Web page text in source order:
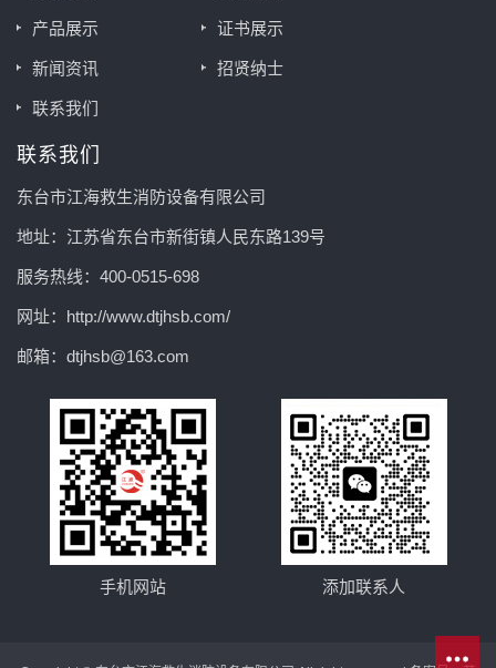
产品展示 证书展示
新闻资讯 招贤纳士
联系我们
联系我们
东台市江海救生消防设备有限公司
地址：江苏省东台市新街镇人民东路139号
服务热线：400-0515-698
网址：http://www.dtjhsb.com/
邮箱：dtjhsb@163.com
手机网站 添加联系人